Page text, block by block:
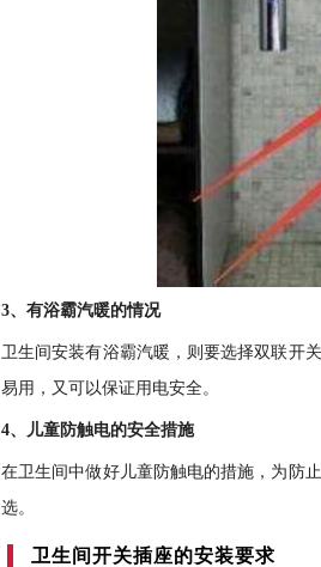
3、有浴霸汽暖的情况
卫生间安装有浴霸汽暖，则要选择双联开
易用，又可以保证用电安全。
4、儿童防触电的安全措施
在卫生间中做好儿童防触电的措施，为防
选。
卫生间开关插座的安装要求